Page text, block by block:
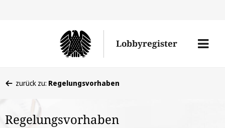
Lobbyregister
Menü
befinden
hier:
zurück zu: Regelungsvorhaben
Regelungsvorhaben